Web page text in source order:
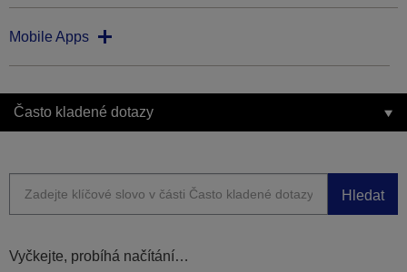
Mobile Apps
Často kladené dotazy
Hledat
Vyčkejte, probíhá načítání…